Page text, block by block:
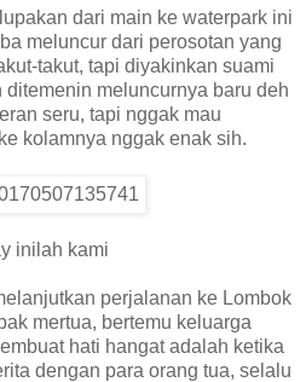
dari main ke waterpark ini
meluncur dari perosotan yang
takut, tapi diyakinkan suami
meluncurnya baru deh
seru, tapi nggak mau
kolamnya nggak enak sih.
inilah kami
perjalanan ke Lombok
mertua, bertemu keluarga
hati hangat adalah ketika
dengan para orang tua, selalu